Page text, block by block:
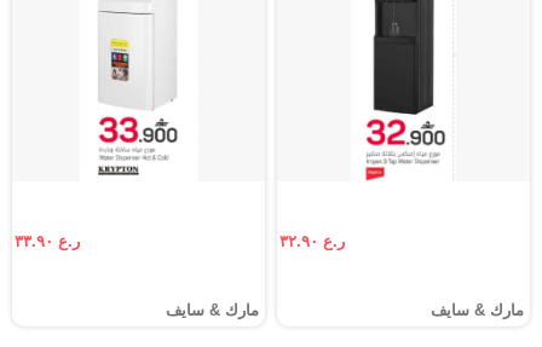
ر.ع ٣٢.٩٠
مارك & سايف
ر.ع ٣٣.٩٠
مارك & سايف